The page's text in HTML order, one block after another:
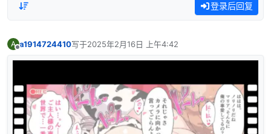
登录后回复
A a1914724410写于2025年2月16日 上午4:42
最后由 编辑